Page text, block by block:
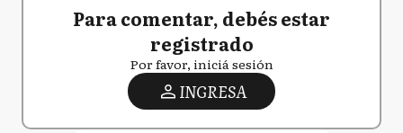
Para comentar, debés estar
registrado
Por favor, iniciá sesión
INGRESA